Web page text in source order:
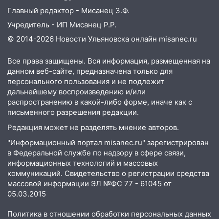
10:14 В Ульяновске двоих участников
коррупционной схемы при ЦГКБ
отправили в колонию на 7 и 8 лет
соседними Татарстаном и Саратовской
областью
09:41 Диана Шурыгина уверовала в
Бога в СИЗО
09:35 В Ульяновске директора фирмы
будут судить за неуплату налогов на 48
млн рублей
08:22 Подросток на питбайке сбил
велосипедистку: пострадали двое
07:20
Жара возвращается: ожидается
знойный и сухой четверг
06:00
Под Ульяновском при развороте
Главный редактор - Мисанец З.Ф.
Учредитель - ИП Мисанец Р.Р.
© 2014-2026 Новости Ульяновска онлайн misanec.ru
Все права защищены. Вся информация, размещенная на
данном веб-сайте, предназначена только для
персонального пользования и не подлежит
дальнейшему воспроизведению и/или
распространению в какой-либо форме, иначе как с
письменного разрешения редакции.
Редакция может не разделять мнение авторов.
"Информационный портал misanec.ru" зарегистрирован
в Федеральной службе по надзору в сфере связи,
информационных технологий и массовых
коммуникаций. Свидетельство о регистрации средства
массовой информации ЭЛ №ФС 77 - 61045 от
05.03.2015
Политика в отношении обработки персональных данных